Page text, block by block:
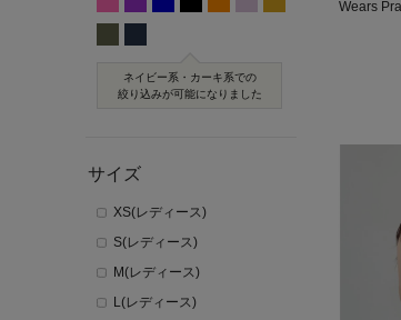
ネイビー系・カーキ系での
絞り込みが可能になりました
サイズ
XS(レディース)
S(レディース)
M(レディース)
L(レディース)
Wears